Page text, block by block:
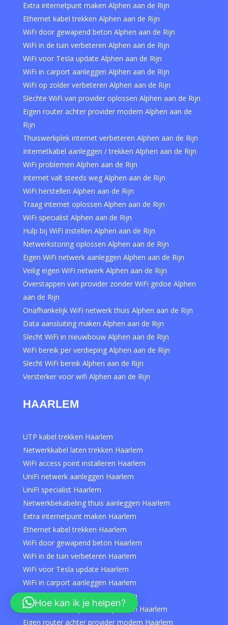
Extra internetpunt maken Alphen aan de Rijn
Ethernet kabel trekken Alphen aan de Rijn
WiFi door gewapend beton Alphen aan de Rijn
WiFi in de tuin verbeteren Alphen aan de Rijn
WiFi voor Tesla update Alphen aan de Rijn
WiFi in carport aanleggen Alphen aan de Rijn
WiFi op zolder verbeteren Alphen aan de Rijn
Slechte WiFi van provider oplossen Alphen aan de Rijn
Eigen router achter provider modem Alphen aan de
Rijn
Thuiswerkplek internet verbeteren Alphen aan de Rijn
Internetkabel aanleggen / trekken Alphen aan de Rijn
WiFi problemen Alphen aan de Rijn
Internet valt steeds weg Alphen aan de Rijn
WiFi herstellen Alphen aan de Rijn
Traag internet oplossen Alphen aan de Rijn
WiFi specialist Alphen aan de Rijn
Hulp bij WiFi instellen Alphen aan de Rijn
Netwerkstoring oplossen Alphen aan de Rijn
Eigen WiFi netwerk aanleggen Alphen aan de Rijn
Veilig eigen WiFi netwerk Alphen aan de Rijn
Overstappen van provider zonder WiFi gedoe Alphen
aan de Rijn
Onafhankelijk WiFi netwerk thuis Alphen aan de Rijn
Data aansluiting maken Alphen aan de Rijn
Slecht WiFi in nieuwbouw Alphen aan de Rijn
WiFi bereik per verdieping Alphen aan de Rijn
Slecht WiFi bereik Alphen aan de Rijn
Versterker voor wifi Alphen aan de Rijn
HAARLEM
UTP kabel trekken Haarlem
Netwerkkabel laten trekken Haarlem
WiFi access point installeren Haarlem
UniFi netwerk aanleggen Haarlem
UniFi specialist Haarlem
Netwerkbekabeling thuis aanleggen Haarlem
Extra internetpunt maken Haarlem
Ethernet kabel trekken Haarlem
WiFi door gewapend beton Haarlem
WiFi in de tuin verbeteren Haarlem
WiFi voor Tesla update Haarlem
WiFi in carport aanleggen Haarlem
WiFi op zolder verbeteren Haarlem
Slechte WiFi van provider oplossen Haarlem
Eigen router achter provider modem Haarlem
Hoe kan ik je helpen?